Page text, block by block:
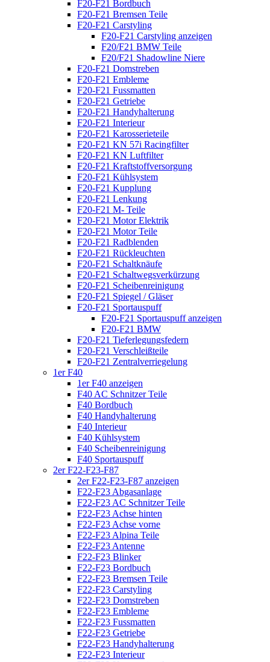
F20-F21 Bordbuch
F20-F21 Bremsen Teile
F20-F21 Carstyling
F20-F21 Carstyling anzeigen
F20/F21 BMW Teile
F20/F21 Shadowline Niere
F20-F21 Domstreben
F20-F21 Embleme
F20-F21 Fussmatten
F20-F21 Getriebe
F20-F21 Handyhalterung
F20-F21 Interieur
F20-F21 Karosserieteile
F20-F21 KN 57i Racingfilter
F20-F21 KN Luftfilter
F20-F21 Kraftstoffversorgung
F20-F21 Kühlsystem
F20-F21 Kupplung
F20-F21 Lenkung
F20-F21 M- Teile
F20-F21 Motor Elektrik
F20-F21 Motor Teile
F20-F21 Radblenden
F20-F21 Rückleuchten
F20-F21 Schaltknäufe
F20-F21 Schaltwegsverkürzung
F20-F21 Scheibenreinigung
F20-F21 Spiegel / Gläser
F20-F21 Sportauspuff
F20-F21 Sportauspuff anzeigen
F20-F21 BMW
F20-F21 Tieferlegungsfedern
F20-F21 Verschleißteile
F20-F21 Zentralverriegelung
1er F40
1er F40 anzeigen
F40 AC Schnitzer Teile
F40 Bordbuch
F40 Handyhalterung
F40 Interieur
F40 Kühlsystem
F40 Scheibenreinigung
F40 Sportauspuff
2er F22-F23-F87
2er F22-F23-F87 anzeigen
F22-F23 Abgasanlage
F22-F23 AC Schnitzer Teile
F22-F23 Achse hinten
F22-F23 Achse vorne
F22-F23 Alpina Teile
F22-F23 Antenne
F22-F23 Blinker
F22-F23 Bordbuch
F22-F23 Bremsen Teile
F22-F23 Carstyling
F22-F23 Domstreben
F22-F23 Embleme
F22-F23 Fussmatten
F22-F23 Getriebe
F22-F23 Handyhalterung
F22-F23 Interieur